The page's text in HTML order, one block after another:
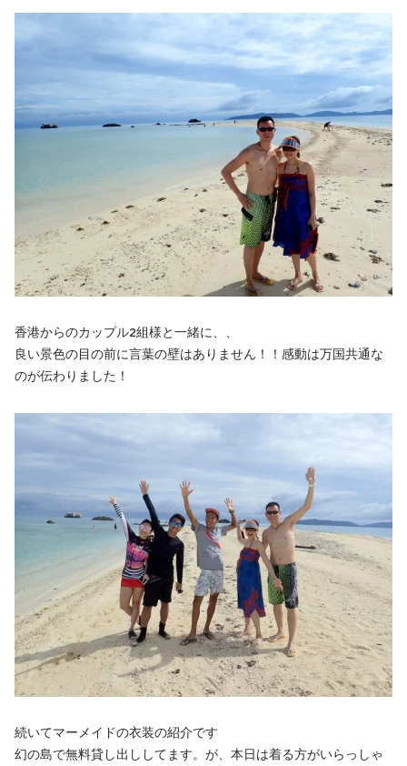
香港からのカップル2組様と一緒に、、
良い景色の目の前に言葉の壁はありません！！感動は万国共通な
のが伝わりました！
続いてマーメイドの衣装の紹介です
幻の島で無料貸し出ししてます。が、本日は着る方がいらっしゃ